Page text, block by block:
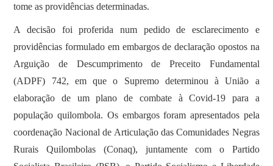
tome as providências determinadas.
A decisão foi proferida num pedido de esclarecimento e
providências formulado em embargos de declaração opostos na
Arguição de Descumprimento de Preceito Fundamental
(ADPF) 742, em que o Supremo determinou à União a
elaboração de um plano de combate à Covid-19 para a
população quilombola. Os embargos foram apresentados pela
coordenação Nacional de Articulação das Comunidades Negras
Rurais Quilombolas (Conaq), juntamente com o Partido